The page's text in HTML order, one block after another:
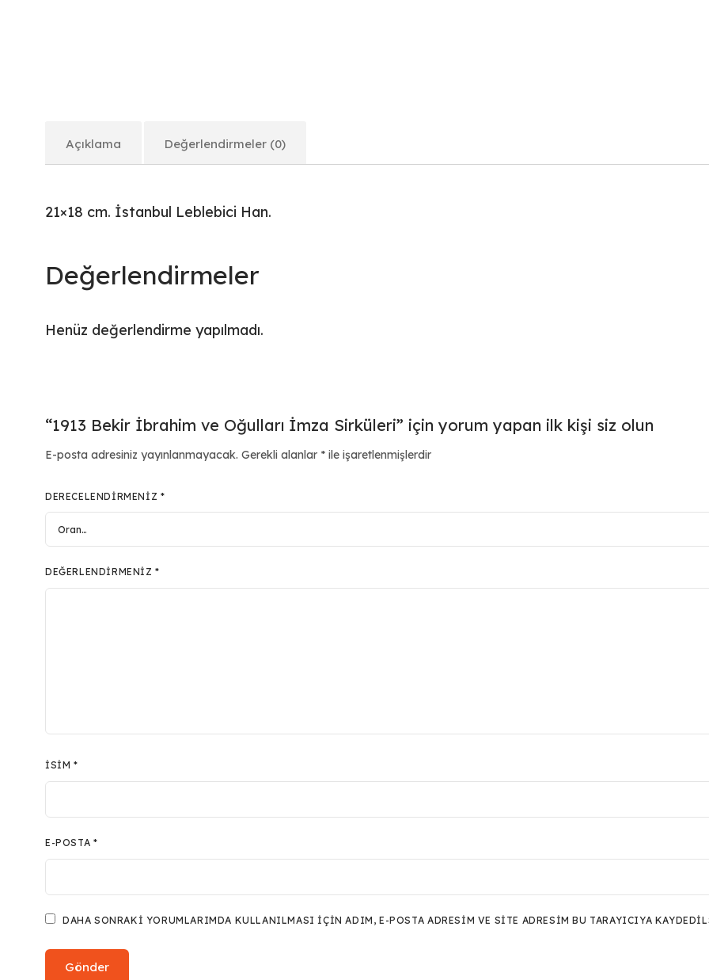
Açıklama Değerlendirmeler (0)
21×18 cm. İstanbul Leblebici Han.
Değerlendirmeler
Henüz değerlendirme yapılmadı.
“1913 Bekir İbrahim ve Oğulları İmza Sirküleri” için yorum yapan ilk kişi siz olun
E-posta adresiniz yayınlanmayacak. Gerekli alanlar * ile işaretlenmişlerdir
DERECELENDIRMENIZ *
DEĞERLENDIRMENIZ*
İSIM*
E-POSTA *
DAHA SONRAKI YORUMLARIMDA KULLANILMASI IÇIN ADIM, E-POSTA ADRESIM VE SITE ADRESIM BU TARAYICIYA